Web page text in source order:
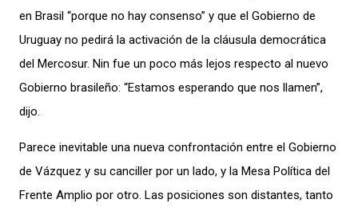
en Brasil “porque no hay consenso” y que el Gobierno de
Uruguay no pedirá la activación de la cláusula democrática
del Mercosur. Nin fue un poco más lejos respecto al nuevo
Gobierno brasileño: “Estamos esperando que nos llamen”,
dijo.
Parece inevitable una nueva confrontación entre el Gobierno
de Vázquez y su canciller por un lado, y la Mesa Política del
Frente Amplio por otro. Las posiciones son distantes, tanto